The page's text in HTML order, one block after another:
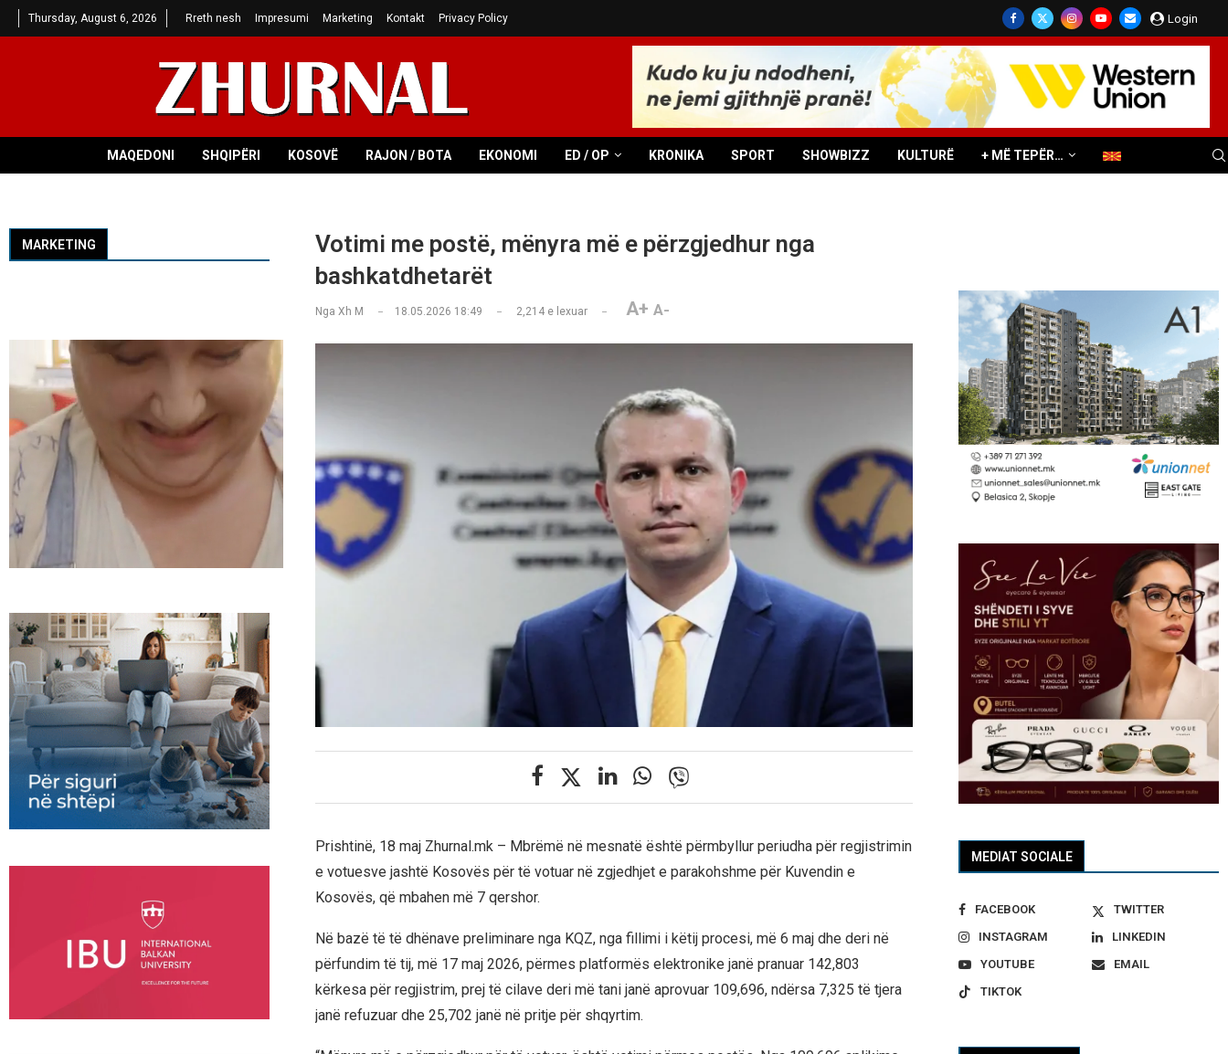
Thursday, August 6, 2026 Rreth nesh Impresumi Marketing Kontakt Privacy Policy Login
MAQEDONI SHQIPËRI KOSOVË RAJON / BOTA EKONOMI ED / OP KRONIKA SPORT SHOWBIZZ KULTURË + MË TEPËR…
Votimi me postë, mënyra më e përzgjedhur nga
bashkatdhetarët
Nga Xh M 18.05.2026 18:49 2,214e lexuar A+ A-
Prishtinë, 18 maj Zhurnal.mk – Mbrëmë në mesnatë është përmbyllur periudha për regjistrimin
e votuesve jashtë Kosovës për të votuar në zgjedhjet e parakohshme për Kuvendin e
Kosovës, që mbahen më 7 qershor.
Në bazë të të dhënave preliminare nga KQZ, nga fillimi i këtij procesi, më 6 maj dhe deri në
përfundim të tij, më 17 maj 2026, përmes platformës elektronike janë pranuar 142,803
kërkesa për regjistrim, prej të cilave deri më tani janë aprovuar 109,696, ndërsa 7,325 të tjera
janë refuzuar dhe 25,702 janë në pritje për shqyrtim.
MEDIAT SOCIALE
FACEBOOK
TWITTER
INSTAGRAM
LINKEDIN
YOUTUBE
EMAIL
TIKTOK
MARKETING